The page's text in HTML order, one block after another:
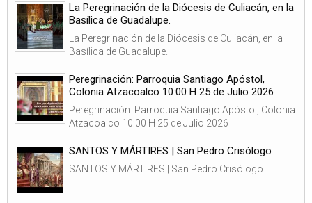
La Peregrinación de la Diócesis de Culiacán, en la
Basílica de Guadalupe.
La Peregrinación de la Diócesis de Culiacán, en la
Basílica de Guadalupe.
Peregrinación: Parroquia Santiago Apóstol,
Colonia Atzacoalco 10:00 H 25 de Julio 2026
Peregrinación: Parroquia Santiago Apóstol, Colonia
Atzacoalco 10:00 H 25 de Julio 2026
SANTOS Y MÁRTIRES | San Pedro Crisólogo
SANTOS Y MÁRTIRES | San Pedro Crisólogo